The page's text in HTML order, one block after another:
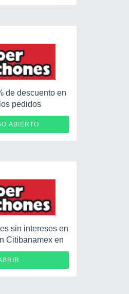
de descuento en
pedidos
ABIERTOHS25MP
sin intereses en
Citibanamex en